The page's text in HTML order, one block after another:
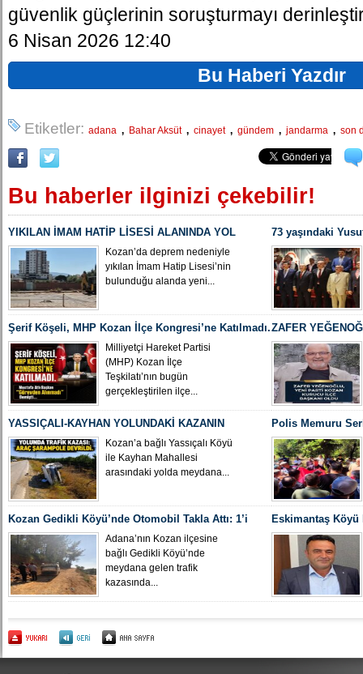
güvenlik güçlerinin soruşturmayı
6 Nisan 2026 12:40
Bu Haberi Yazdır
Etiketler: adana , Bahar Aksüt, cinayet, gündem , jandarma , son
Bu haberler ilginizi çekebilir!
YIKILAN İMAM HATİP LİSESİ ALANINDA YOL
ÇALIŞMASI BAŞLADIKozan’da deprem nedeniyle
yıkılan İmam Hatip Lisesi’nin
bulunduğu alanda yeni...
73 yaşındaki
Yeniden MHP
Şerif Köşeli, MHP Kozan İlçe Kongresi’ne Katılmadı.
Milliyetçi Hareket Partisi
(MHP) Kozan İlçe
Teşkilatı’nın bugün
gerçekleştirilen ilçe...
ZAFER
İLÇE BAŞKANI
YASSIÇALI-KAYHAN YOLUNDAKİ KAZANIN
KAMERA GÖRÜNTÜLERİ ORTAYA ÇIKTI
Kozan’a bağlı Yassıçalı Köyü
ile Kayhan Mahallesi
arasındaki yolda meydana...
Polis Memuru
Uğurlandı
Kozan Gedikli Köyü’nde Otomobil Takla Attı: 1’i
Bebek 6 Kişi YaralandıAdana’nın Kozan ilçesine
bağlı Gedikli Köyü’nde
meydana gelen trafik
kazasında...
Eskimantaş Köyü
gördüğü